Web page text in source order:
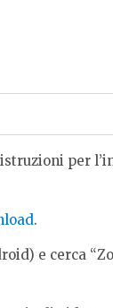
per
.
e cerca